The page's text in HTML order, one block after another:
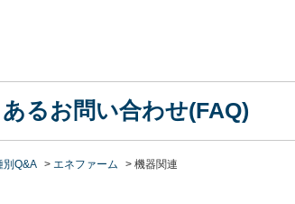
るお問い合わせ(FAQ)
別Q&A > エネファーム > 機器関連